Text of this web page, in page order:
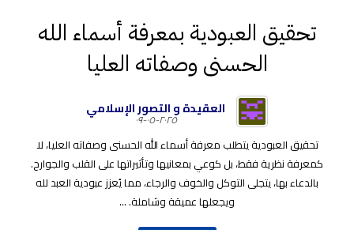
تحقيق العبودية بمعرفة أسماء الله
الحسنى وصفاته العليا
العقيدة و التصور الإسلامي
٢٠٢٥-٠٥-٠٩
تحقيق العبودية يتطلب معرفة أسماء الله الحسنى وصفاته العليا، لا
كمعرفة نظرية فقط، بل كوعي بمعانيها وتأثيراتها على القلب والجوارح.
بالدعاء بها، يتجلى التوكل والخوف والرجاء، مما يُعزز عبودية العبد لله
ويجعلها عميقة وشاملة. ...